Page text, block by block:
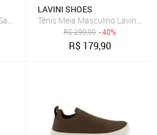
Casual Preto
LAVINI SHOES
Tênis Meia Masculino Lavini
R$299,90 - 40%
R$ 179,90